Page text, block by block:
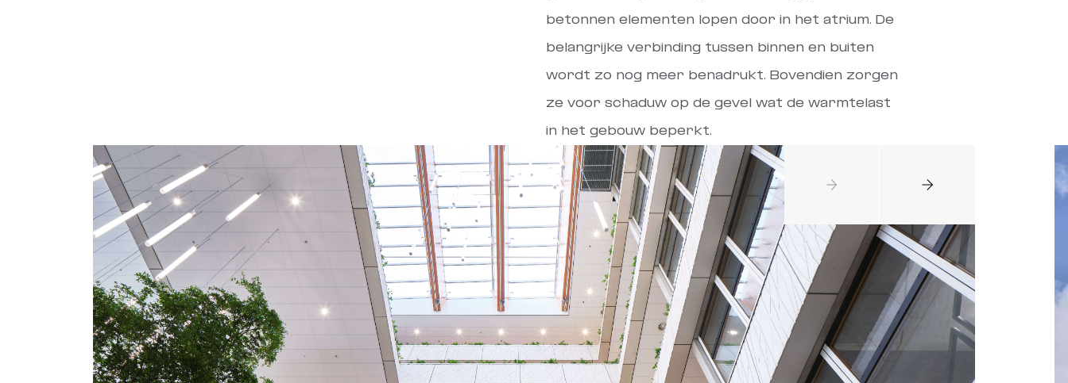
betonnen elementen lopen door in het atrium. De
belangrijke verbinding tussen binnen en buiten
wordt zo nog meer benadrukt. Bovendien zorgen
ze voor schaduw op de gevel wat de warmtelast
in het gebouw beperkt.